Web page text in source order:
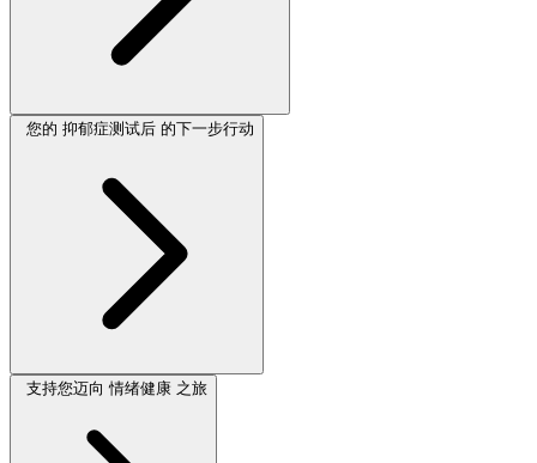
您的 抑郁症测试后 的下一步行动
支持您迈向 情绪健康 之旅